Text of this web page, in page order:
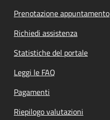
Prenotazione appuntamento
Richiedi assistenza
Statistiche del portale
Leggi le FAQ
Pagamenti
Riepilogo valutazioni